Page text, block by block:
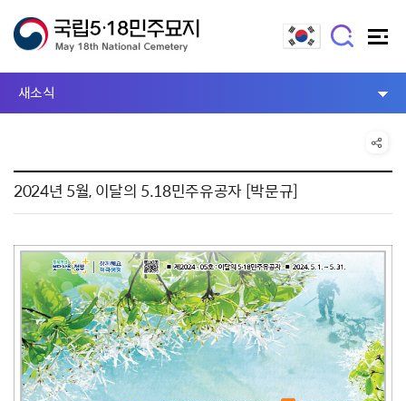
새소식
2024년 5월, 이달의 5.18민주유공자 [박문규]